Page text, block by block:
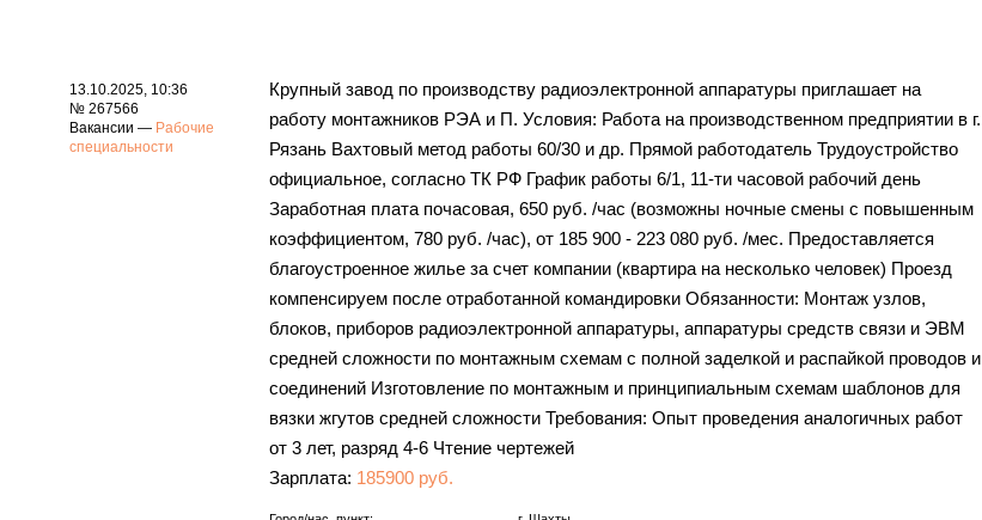
13.10.2025, 10:36
№ 267566
Вакансии — Рабочие
специальности
Крупный завод по производству радиоэлектронной аппаратуры приглашает на
работу монтажников РЭА и П. Условия: Работа на производственном предприятии в г.
Рязань Вахтовый метод работы 60/30 и др. Прямой работодатель Трудоустройство
официальное, согласно ТК РФ График работы 6/1, 11-ти часовой рабочий день
Заработная плата почасовая, 650 руб. /час (возможны ночные смены с повышенным
коэффициентом, 780 руб. /час), от 185 900 - 223 080 руб. /мес. Предоставляется
благоустроенное жилье за счет компании (квартира на несколько человек) Проезд
компенсируем после отработанной командировки Обязанности: Монтаж узлов,
блоков, приборов радиоэлектронной аппаратуры, аппаратуры средств связи и ЭВМ
средней сложности по монтажным схемам с полной заделкой и распайкой проводов и
соединений Изготовление по монтажным и принципиальным схемам шаблонов для
вязки жгутов средней сложности Требования: Опыт проведения аналогичных работ
от 3 лет, разряд 4-6 Чтение чертежей
Зарплата: 185900 руб.